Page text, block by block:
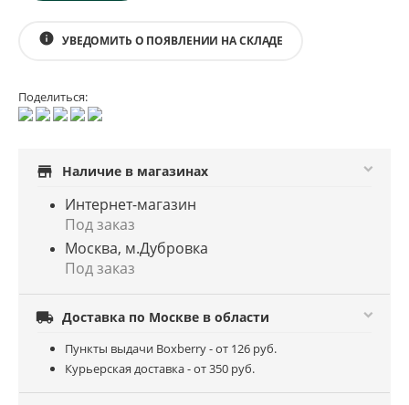
info УВЕДОМИТЬ О ПОЯВЛЕНИИ НА СКЛАДЕ
Поделиться:
store Наличие в магазинах
Интернет-магазин
Под заказ
Москва, м.Дубровка
Под заказ
 Доставка по Москве в области
Пункты выдачи Boxberry - от 126 руб.
Курьерская доставка - от 350 руб.